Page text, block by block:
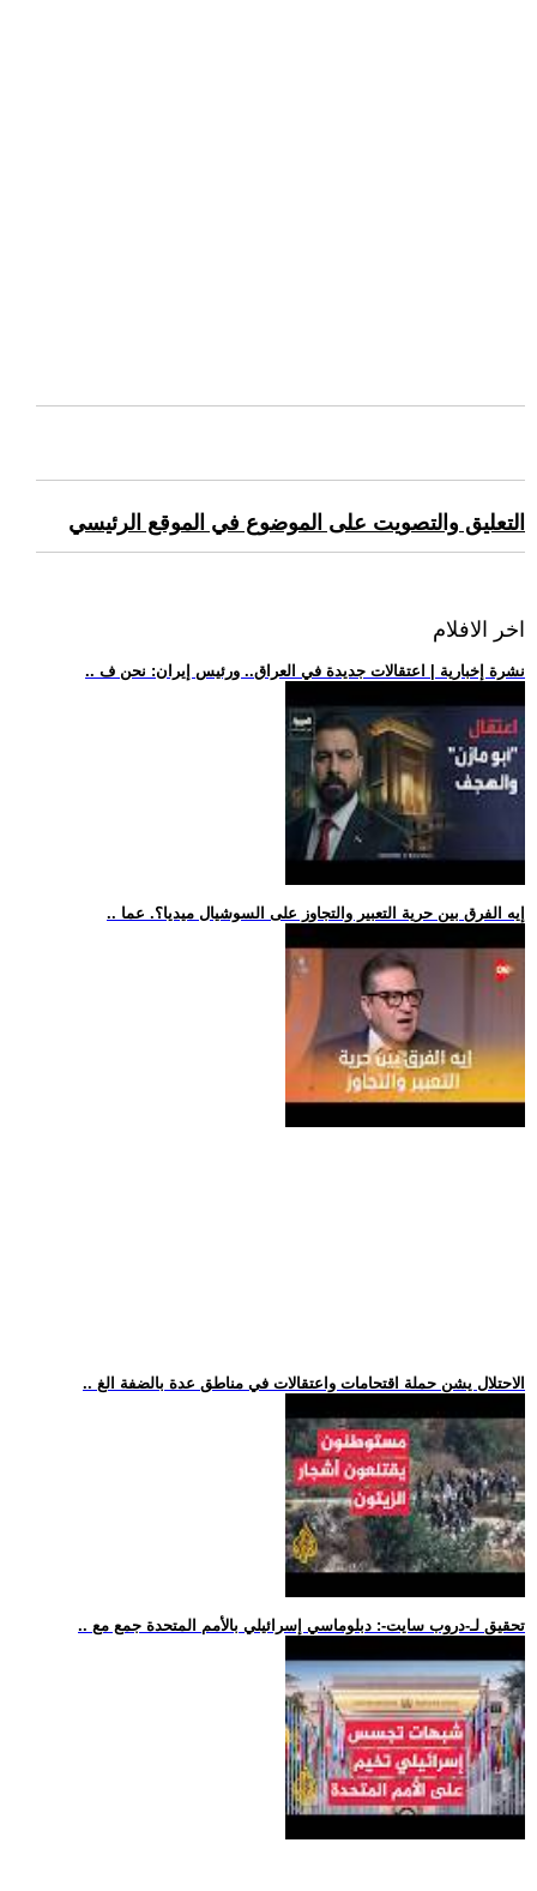
التعليق والتصويت على الموضوع في الموقع الرئيسي
اخر الافلام
.. نشرة إخبارية | اعتقالات جديدة في العراق.. ورئيس إيران: نحن ف
.. إيه الفرق بين حرية التعبير والتجاوز على السوشيال ميديا؟. عما
.. الاحتلال يشن حملة اقتحامات واعتقالات في مناطق عدة بالضفة الغ
.. تحقيق لـ-دروب سايت-: دبلوماسي إسرائيلي بالأمم المتحدة جمع مع